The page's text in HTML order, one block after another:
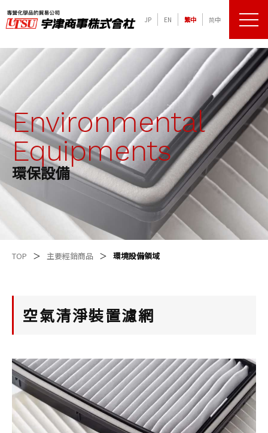
JP EN 繁中 简中 メニ
Environmental
Equipments
環保設備
TOP 主要經銷商品 環境設備領域
空氣清淨裝置濾網